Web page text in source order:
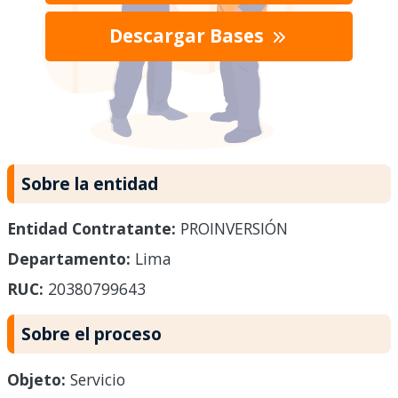
Descargar Bases
Sobre la entidad
Entidad Contratante: PROINVERSIÓN
Departamento: Lima
RUC: 20380799643
Sobre el proceso
Objeto: Servicio